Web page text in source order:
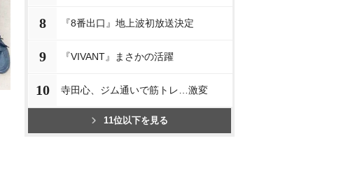
8 『8番出口』地上波初放送決定
9 『VIVANT』まさかの活躍
10 寺田心、ジム通いで筋トレ…激変
11位以下を見る